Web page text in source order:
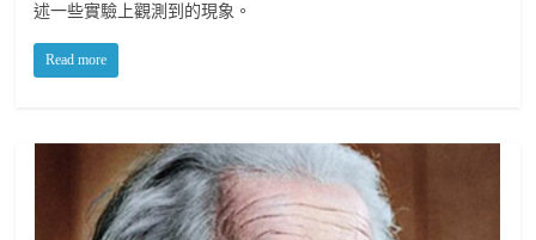
述一些實驗上觀測到的現象。
Read more